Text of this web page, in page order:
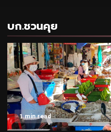
บก.ชวนคุย
1 min read